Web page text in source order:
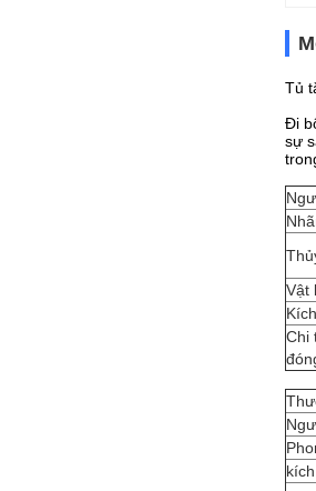
Tủ
Đi
sự
Vật
Chi